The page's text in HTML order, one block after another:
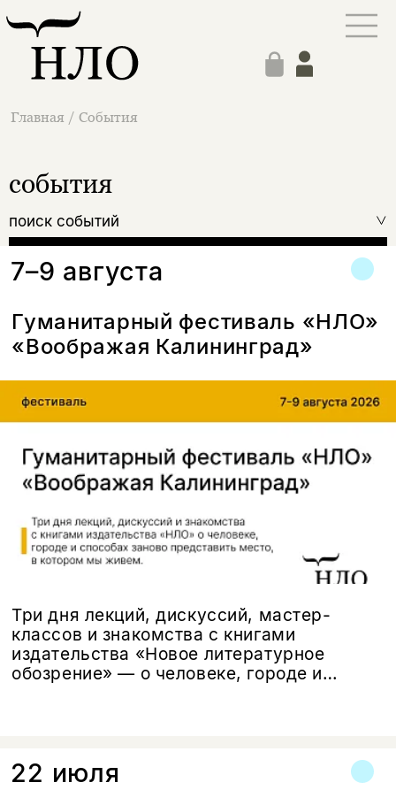
Главная / События
события
поиск событий
7–9 августа
Гуманитарный фестиваль «НЛО»
«Воображая Калининград»
Три дня лекций, дискуссий, мастер-
классов и знакомства с книгами
издательства «Новое литературное
обозрение» — о человеке, городе и
22 июля